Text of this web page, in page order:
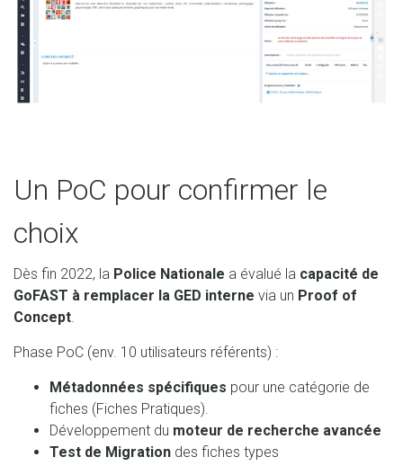
Un PoC pour confirmer le
choix
Dès fin 2022, la Police Nationale a évalué la capacité de
GoFAST à remplacer la GED interne via un Proof of
Concept.
Phase PoC (env. 10 utilisateurs référents) :
Métadonnées spécifiques pour une catégorie de
fiches (Fiches Pratiques).
Développement du moteur de recherche avancée
Test de Migration des fiches types